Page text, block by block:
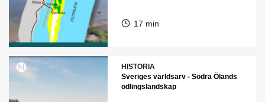
17 min
HISTORIA
Sveriges världsarv - Södra Ölands
odlingslandskap